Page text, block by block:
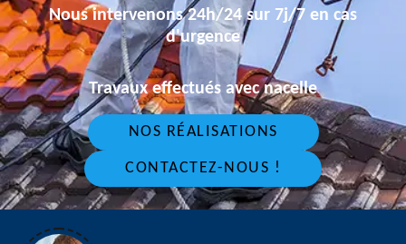
Nous intervenons 24h/24 sur 7j/7 en cas
d'urgence
Travaux effectués avec nacelle
NOS RÉALISATIONS
CONTACTEZ-NOUS !